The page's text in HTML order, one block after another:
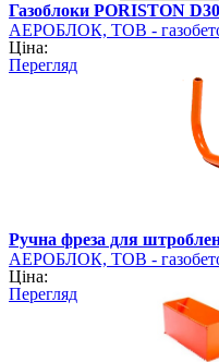
Газоблоки PORISTON
АЕРОБЛОК, ТОВ -
PORISTON
Ціна:
Перегляд
Ручна фреза для
АЕРОБЛОК, ТОВ -
PORISTON
Ціна:
Перегляд